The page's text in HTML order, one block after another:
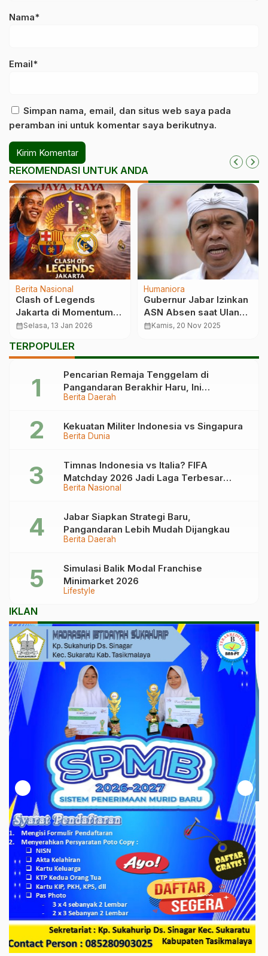
Nama*
Email*
Simpan nama, email, dan situs web saya pada
peramban ini untuk komentar saya berikutnya.
REKOMENDASI UNTUK ANDA
Berita Nasional
Clash of Legends
Jakarta di Momentum
500 Tahun Ibu Kota
calendar_monthSelasa, 13 Jan 2026
Humaniora
Gubernur Jabar Izinkan
ASN Absen saat Ulang
Tahun Ibu untuk Perkuat
calendar_monthKamis, 20 Nov 2025
TERPOPULER
Berita Daerah
Pencarian Remaja Tenggelam di
Pangandaran Berakhir Haru, Ini
Kronologinya
Berita Dunia
Kekuatan Militer Indonesia vs Singapura
Berita Nasional
Timnas Indonesia vs Italia? FIFA
Matchday 2026 Jadi Laga Terbesar
Garuda!
Berita Daerah
Jabar Siapkan Strategi Baru,
Pangandaran Lebih Mudah Dijangkau
Lifestyle
Simulasi Balik Modal Franchise
Minimarket 2026
IKLAN